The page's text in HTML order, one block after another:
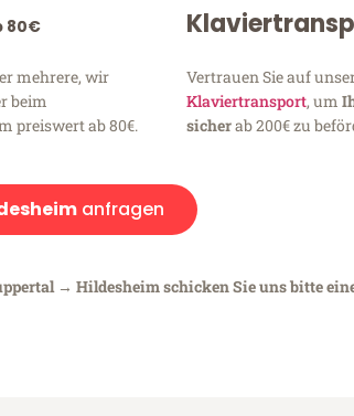
80€
mehrere, wir
beim
preiswert ab 80€.
Vertrauen Sie auf
Klaviertransport, um
sicherab 200€ zu
anfragen
→ Hildesheim schicken Sie uns bitte